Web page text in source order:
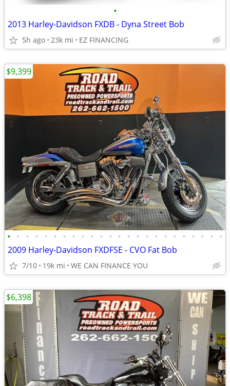
•
2013 Harley-Davidson FXDB - Dyna Street Bob
5h ago 23k mi EZ FINANCING
• • • • • • • • • • • • • • • • • • • • • • • •
2009 Harley-Davidson FXDFSE - CVO Fat Bob
7/10 19k mi WE CAN FINANCE YOU
$9,399
$6,398